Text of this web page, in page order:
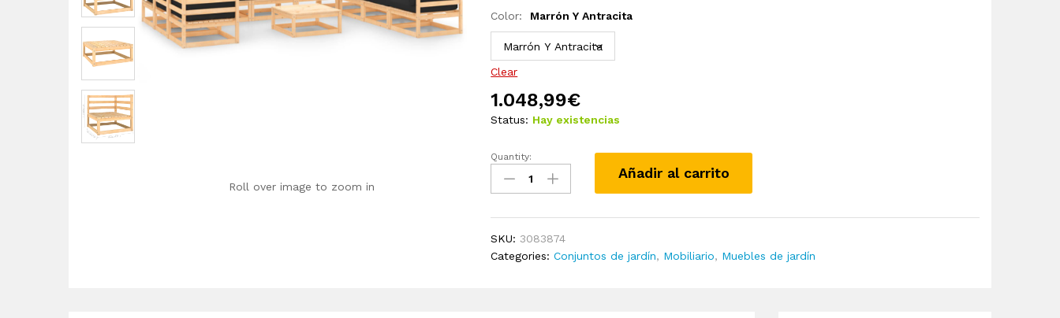
Roll over image to zoom in
Color: Marrón Y Antracita
Clear
1.048,99€
Status: Hay existencias
Juego
muebles
11
pzas
Quantity:
Añadir al carrito
SKU:3083874
Categories:Conjuntos de jardín, Mobiliario, Muebles de jardín